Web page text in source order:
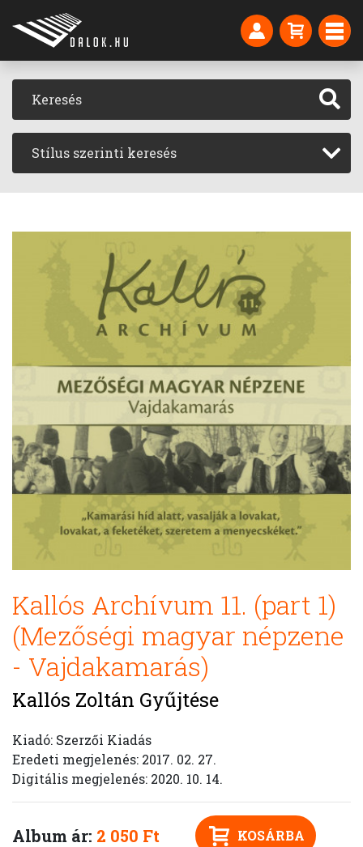
Stílus szerinti keresés
Kallós Archívum 11. (part 1)
(Mezőségi magyar népzene
- Vajdakamarás)
Kallós Zoltán Gyűjtése
Kiadó: Szerzői Kiadás
Eredeti megjelenés: 2017. 02. 27.
Digitális megjelenés: 2020. 10. 14.
Album ár: 2 050 Ft KOSÁRBA